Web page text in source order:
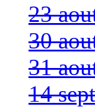
23
30
31
14